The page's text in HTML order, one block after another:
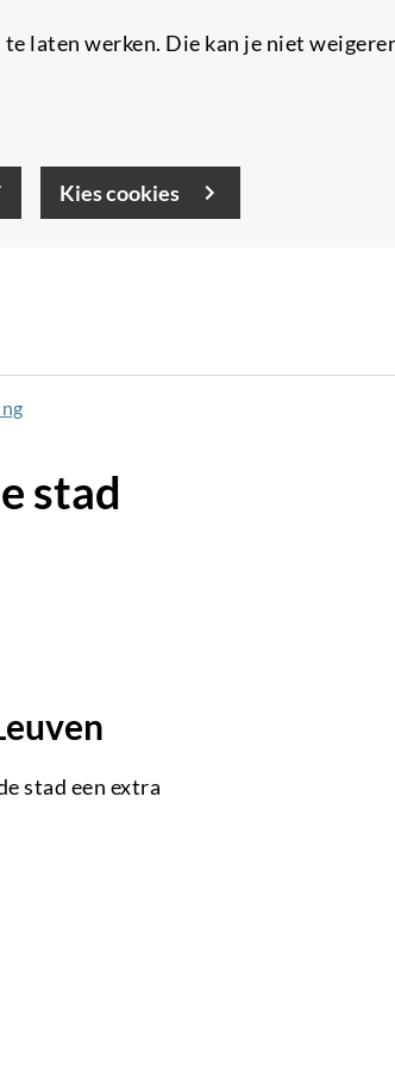
laten werken. Die kan je niet
Kies cookies
stad
stad een extra